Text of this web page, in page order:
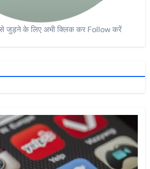
जुड़ने के लिए अभी क्लिक कर Follow करें